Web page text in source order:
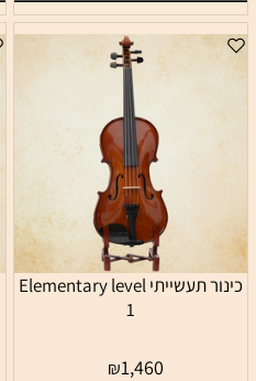
כינור תעשייתי Elementary level
1
₪1,460